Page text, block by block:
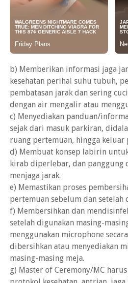
b) Memberikan informasi jaga
kesehatan perihal suhu tubuh,
pembatasan jarak dan sering
dengan air mengalir atau
c) Menyediakan panduan/
sejak dari masuk parkiran,
ruang pertemuan, hingga keluar
d) Membuat konsep labirin
kirab diperlebar, dan panggung
menjaga jarak.
e) Memastikan proses
pertemuan sebelum dan setelah
f) Membersihkan dan
setelah digunakan masing-
menggunakan microphone
dibersihkan atau menyediakan
masing-masing meja.
g) Master of Ceremony/MC